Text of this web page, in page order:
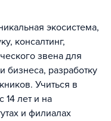
экосистема,
консалтинг,
звена для
бизнеса, разработку
Учиться в
14 лет и на
и филиалах